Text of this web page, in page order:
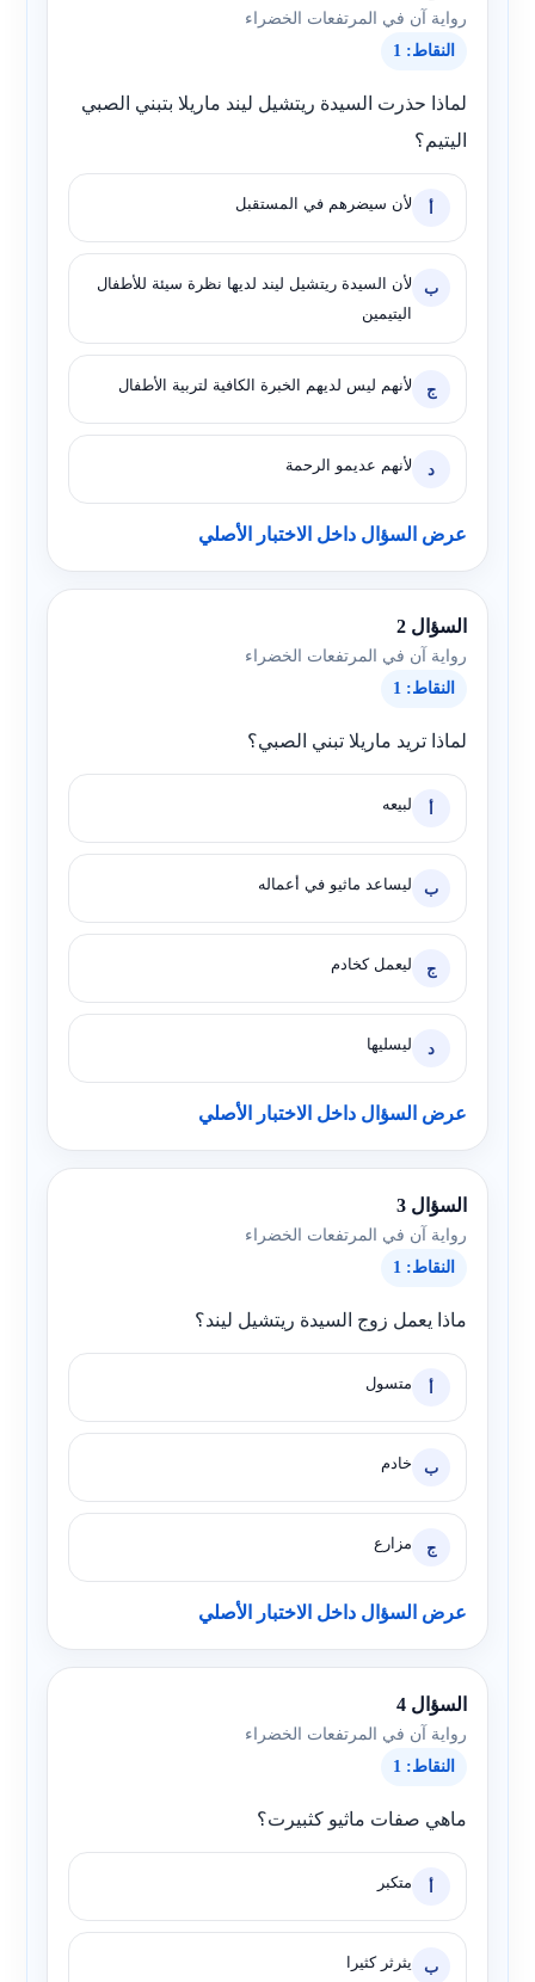
رواية آن في المرتفعات الخضراء
النقاط: 1
لماذا حذرت السيدة ريتشيل ليند ماريلا بتبني الصبي
اليتيم؟
أ لأن سيضرهم في المستقبل
ب
لأن السيدة ريتشيل ليند لديها نظرة سيئة للأطفال
اليتيمين
ج لأنهم ليس لديهم الخبرة الكافية لتربية الأطفال
د لأنهم عديمو الرحمة
عرض السؤال داخل الاختبار الأصلي
السؤال 2
رواية آن في المرتفعات الخضراء
النقاط: 1
لماذا تريد ماريلا تبني الصبي؟
أ لبيعه
ب ليساعد ماثيو في أعماله
ج ليعمل كخادم
د ليسليها
عرض السؤال داخل الاختبار الأصلي
السؤال 3
رواية آن في المرتفعات الخضراء
النقاط: 1
ماذا يعمل زوج السيدة ريتشيل ليند؟
أ متسول
ب خادم
ج مزارع
عرض السؤال داخل الاختبار الأصلي
السؤال 4
رواية آن في المرتفعات الخضراء
النقاط: 1
ماهي صفات ماثيو كثبيرت؟
أ متكبر
ب يثرثر كثيرا